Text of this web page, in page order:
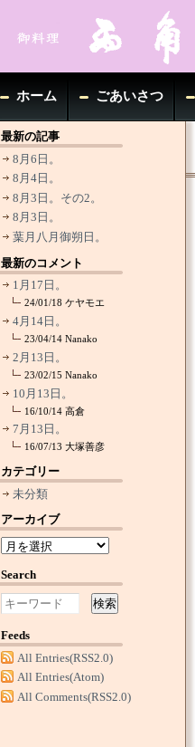
ホーム ごあいさつ
最新の記事
8月6日。
8月4日。
8月3日。その2。
8月3日。
葉月八月御朔日。
最新のコメント
1月17日。
24/01/18ケヤモエ
4月14日。
23/04/14Nanako
2月13日。
23/02/15Nanako
10月13日。
16/10/14高倉
7月13日。
16/07/13大塚善彦
カテゴリー
未分類
アーカイブ
Search
検索
Feeds
All Entries(RSS2.0)
All Entries(Atom)
All Comments(RSS2.0)